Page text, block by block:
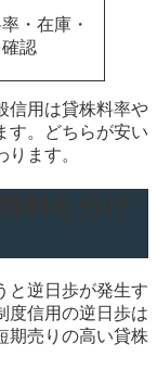
・在庫・
認
信用は貸株料率や
す。どちらが安い
ます。
と逆日歩が発生す
度信用の逆日歩は
期売りの高い貸株